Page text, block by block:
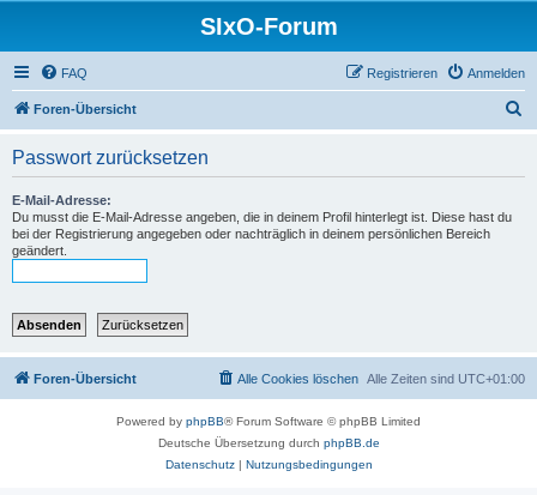
SIxO-Forum
FAQ Anmelden
Registrieren
Foren-Übersicht
Passwort zurücksetzen
E-Mail-Adresse:
Du musst die E-Mail-Adresse angeben, die in deinem Profil hinterlegt ist. Diese hast du
bei der Registrierung angegeben oder nachträglich in deinem persönlichen Bereich
geändert.
Foren-Übersicht Alle Zeiten sind UTC+01:00
Alle Cookies löschen
Powered by phpBB® Forum Software © phpBB Limited
Deutsche Übersetzung durch phpBB.de
Datenschutz| Nutzungsbedingungen